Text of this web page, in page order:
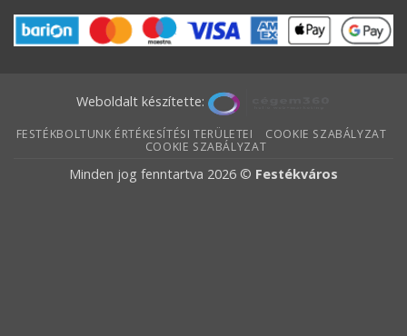
Weboldalt készítette:
FESTÉKBOLTUNK ÉRTÉKESÍTÉSI TERÜLETEI
COOKIE SZABÁLYZAT
COOKIE SZABÁLYZAT
Minden jog fenntartva 2026 © Festékváros